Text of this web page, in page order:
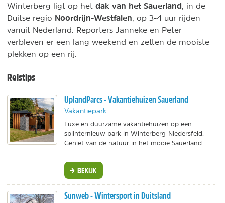
Winterberg ligt op het dak van het Sauerland , in de
Duitse regio Noordrijn-Westfalen , op 3-4 uur rijden
vanuit Nederland. Reporters Janneke en Peter
verbleven er een lang weekend en zetten de mooiste
plekken op een rij.
Reistips
UplandParcs - Vakantiehuizen Sauerland
Vakantiepark
Luxe en duurzame vakantiehuizen op een
splinternieuw park in Winterberg-Niedersfeld.
Geniet van de natuur in het mooie Sauerland.
BEKIJK
Sunweb - Wintersport in Duitsland